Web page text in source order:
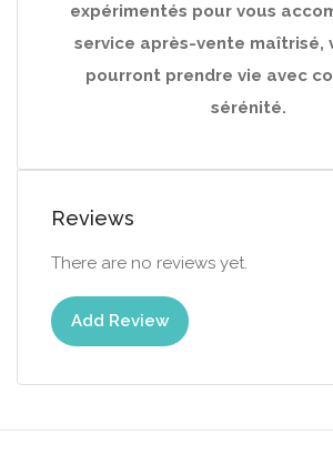
expérimentés pour vous
service après-vente maîtrisé,
pourront prendre vie avec
sérénité.
Reviews
There are no reviews yet.
Add Review